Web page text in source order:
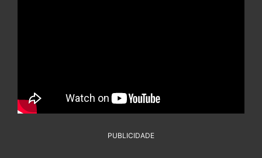
PUBLICIDADE